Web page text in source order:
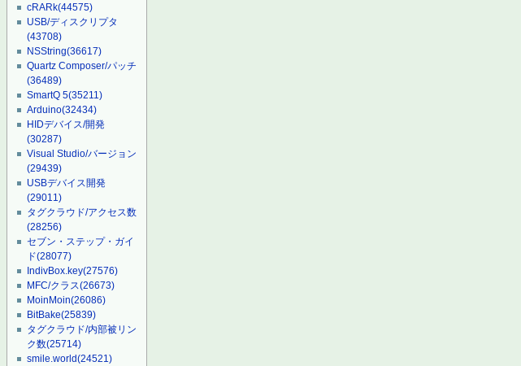
cRARk(44575)
USB/ディスクリプタ
(43708)
NSString(36617)
Quartz Composer/パッチ
(36489)
SmartQ 5(35211)
Arduino(32434)
HIDデバイス/開発
(30287)
Visual Studio/バージョン
(29439)
USBデバイス開発
(29011)
タグクラウド/アクセス数
(28256)
セブン・ステップ・ガイ
ド(28077)
IndivBox.key(27576)
MFC/クラス(26673)
MoinMoin(26086)
BitBake(25839)
タグクラウド/内部被リン
ク数(25714)
smile.world(24521)